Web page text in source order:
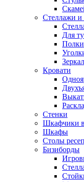
Стеллажи и
Для
Полки
Кровати
Стенки
Шкафчики в
Шкафы
Столы
Бизиборды